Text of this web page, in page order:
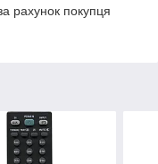
рахунок покупця